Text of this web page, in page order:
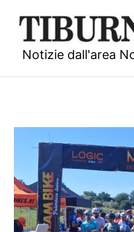
contenuto
Notizie dall'area